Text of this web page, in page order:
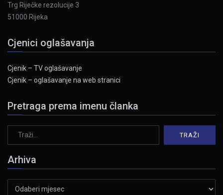
Trg Riječke rezolucije 3
51000 Rijeka
Cjenici oglašavanja
Cjenik – TV oglašavanje
Cjenik – oglašavanje na web stranici
Pretraga prema imenu članka
Arhiva